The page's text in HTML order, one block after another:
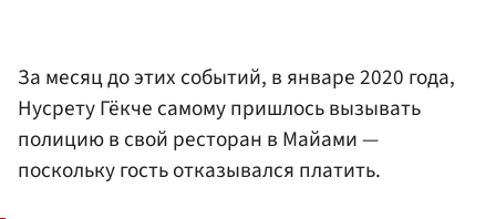
За месяц до этих событий, в январе 2020 года,
Нусрету Гёкче самому пришлось вызывать
полицию в свой ресторан в Майами —
поскольку гость отказывался платить.